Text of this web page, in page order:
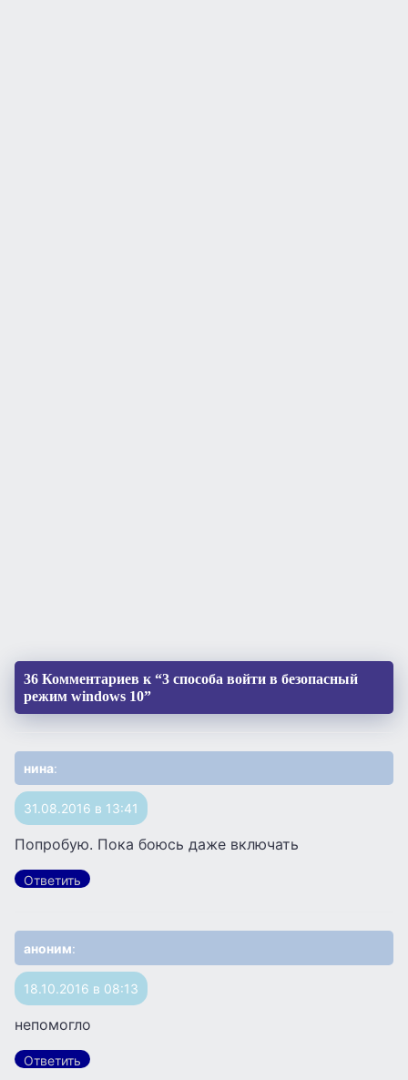
36 Комментариев к “3 способа войти в безопасный
режим windows 10”
нина:
31.08.2016 в 13:41
Попробую. Пока боюсь даже включать
Ответить
аноним:
18.10.2016 в 08:13
непомогло
Ответить